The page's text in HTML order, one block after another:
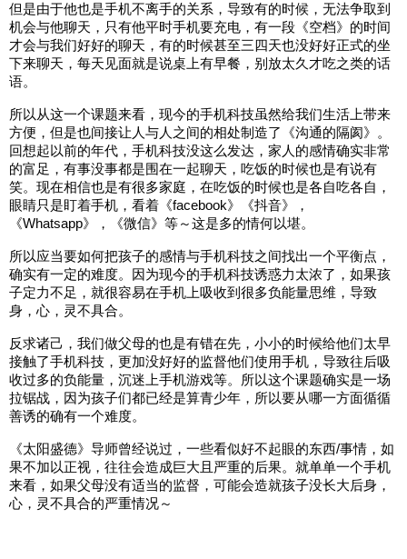
但是由于他也是手机不离手的关系，导致有的时候，无法争取到
机会与他聊天，只有他平时手机要充电，有一段《空档》的时间
才会与我们好好的聊天，有的时候甚至三四天也没好好正式的坐
下来聊天，每天见面就是说桌上有早餐，别放太久才吃之类的话
语。
所以从这一个课题来看，现今的手机科技虽然给我们生活上带来
方便，但是也间接让人与人之间的相处制造了《沟通的隔阂》。
回想起以前的年代，手机科技没这么发达，家人的感情确实非常
的富足，有事没事都是围在一起聊天，吃饭的时候也是有说有
笑。现在相信也是有很多家庭，在吃饭的时候也是各自吃各自，
眼睛只是盯着手机，看着《facebook》《抖音》，
《Whatsapp》，《微信》等～这是多的情何以堪。
所以应当要如何把孩子的感情与手机科技之间找出一个平衡点，
确实有一定的难度。因为现今的手机科技诱惑力太浓了，如果孩
子定力不足，就很容易在手机上吸收到很多负能量思维，导致
身，心，灵不具合。
反求诸己，我们做父母的也是有错在先，小小的时候给他们太早
接触了手机科技，更加没好好的监督他们使用手机，导致往后吸
收过多的负能量，沉迷上手机游戏等。所以这个课题确实是一场
拉锯战，因为孩子们都已经是算青少年，所以要从哪一方面循循
善诱的确有一个难度。
《太阳盛德》导师曾经说过，一些看似好不起眼的东西/事情，如
果不加以正视，往往会造成巨大且严重的后果。就单单一个手机
来看，如果父母没有适当的监督，可能会造就孩子没长大后身，
心，灵不具合的严重情况～